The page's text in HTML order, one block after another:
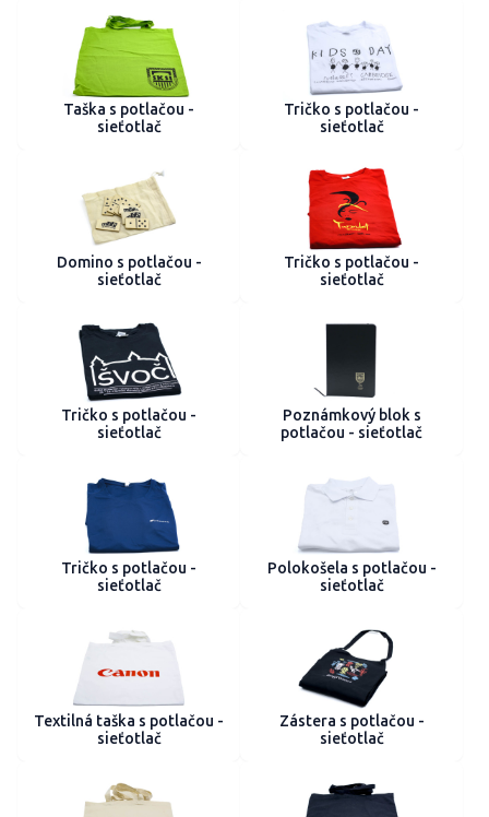
Taška s potlačou -
sieťotlač
Tričko s potlačou -
sieťotlač
Domino s potlačou -
sieťotlač
Tričko s potlačou -
sieťotlač
Tričko s potlačou -
sieťotlač
Poznámkový blok s
potlačou - sieťotlač
Tričko s potlačou -
sieťotlač
Polokošela s potlačou -
sieťotlač
Textilná taška s potlačou -
sieťotlač
Zástera s potlačou -
sieťotlač